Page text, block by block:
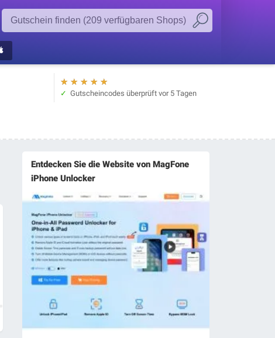
★
★
★
★
★
Gutscheincodes überprüft vor 5 Tagen
Entdecken Sie die Website von MagFone
iPhone Unlocker